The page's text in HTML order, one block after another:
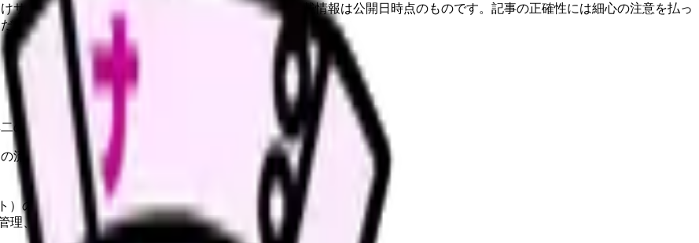
サービスへの問い合わせ導線を設置しています。掲載情報は公開日時点のものです。記事の正確性には細心の注意を払っ
さい。
の瞬間に立ち会える診療科です。
流れ
）の装着、体重・血圧測定
、声かけ、体位の調整を行う（分娩の主体は助産師）